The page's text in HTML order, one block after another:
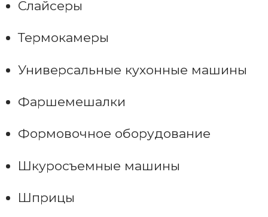
Слайсеры
Термокамеры
Универсальные кухонные машины
Фаршемешалки
Формовочное оборудование
Шкуросъемные машины
Шприцы